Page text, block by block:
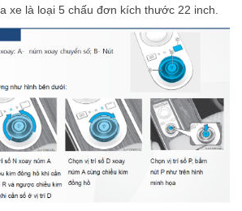
xe là loại 5 chấu đơn kích thước 22 inch.